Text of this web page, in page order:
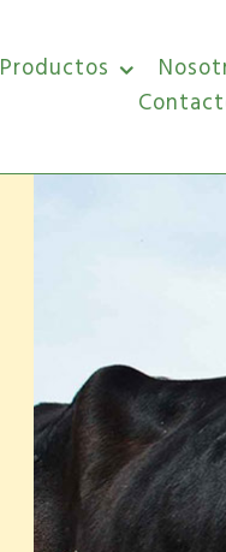
Productos